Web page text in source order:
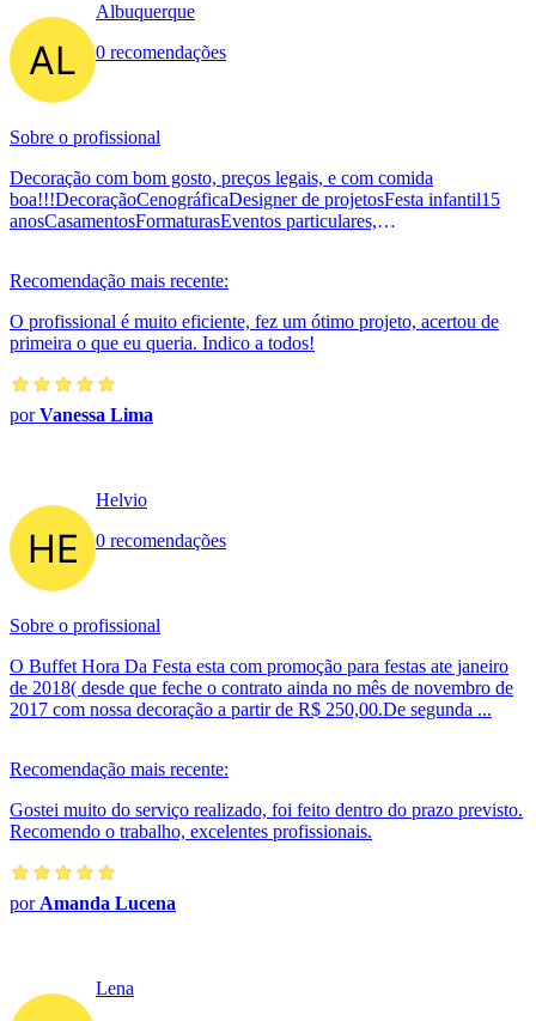
Albuquerque
0 recomendações
Sobre o profissional
Decoração com bom gosto, preços legais, e com comida
boa!!!DecoraçãoCenográficaDesigner de projetosFesta infantil15
anosCasamentosFormaturasEventos particulares,
Recomendação mais recente:
O profissional é muito eficiente, fez um ótimo projeto, acertou de
primeira o que eu queria. Indico a todos!
porVanessa Lima
Helvio
0 recomendações
Sobre o profissional
O Buffet Hora Da Festa esta com promoção para festas ate janeiro
de 2018( desde que feche o contrato ainda no mês de novembro de
2017 com nossa decoração a partir de R$ 250,00.De segunda ...
Recomendação mais recente:
Gostei muito do serviço realizado, foi feito dentro do prazo previsto.
Recomendo o trabalho, excelentes profissionais.
por Amanda Lucena
Lena